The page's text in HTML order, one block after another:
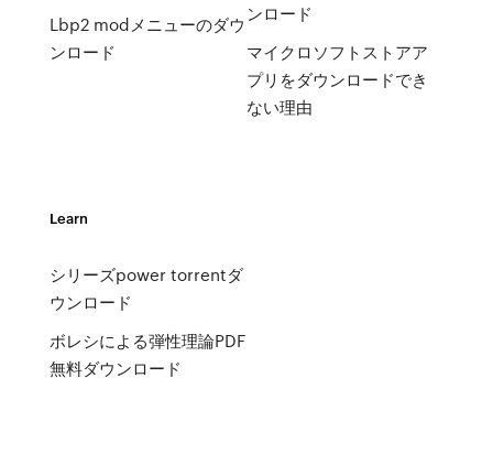
Lbp2 modメニューのダウ
ンロード
ンロード
マイクロソフトストアア
プリをダウンロードでき
ない理由
Learn
シリーズpower torrentダ
ウンロード
ボレシによる弾性理論PDF
無料ダウンロード